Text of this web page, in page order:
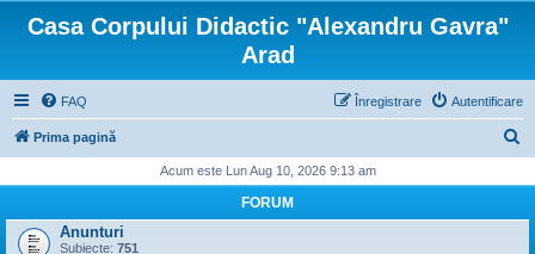
Casa Corpului Didactic "Alexandru Gavra"
Arad
FAQ Autentificare
Înregistrare
Prima pagină
t
Acum este Lun Aug 10, 2026 9:13 am
FORUM
Anunturi
Subiecte: 751